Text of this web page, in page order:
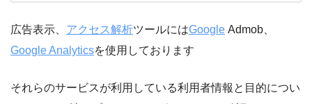
広告表示、 アクセス解析ツールにはGoogle Admob、
Google Analyticsを使用しております
それらのサービスが利用している利用者情報と目的につい